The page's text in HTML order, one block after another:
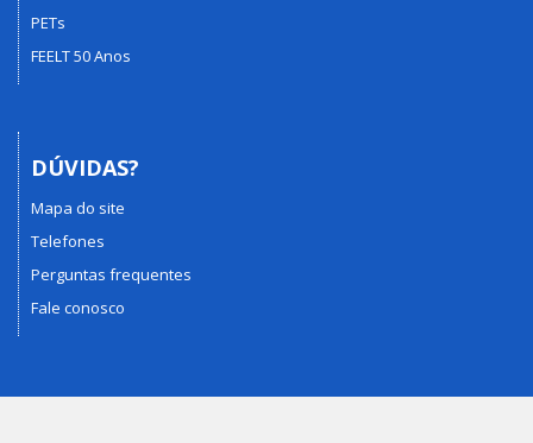
PETs
FEELT 50 Anos
DÚVIDAS?
Mapa do site
Telefones
Perguntas frequentes
Fale conosco